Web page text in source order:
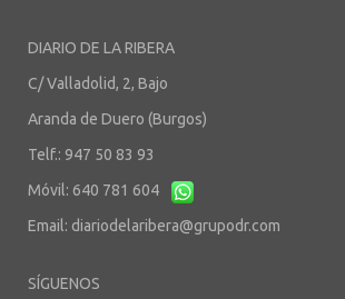
DIARIO DE LA RIBERA
C/ Valladolid, 2, Bajo
Aranda de Duero (Burgos)
Telf.: 947 50 83 93
Móvil: 640 781 604
Email: diariodelaribera@grupodr.com
SÍGUENOS